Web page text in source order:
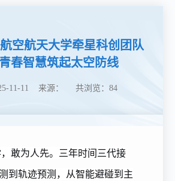
空航天大学牵星科创团队
智慧筑起太空防线
11-11 来源： 共浏览： 84
敢为人先。三年时间三代接
到轨迹预测，从智能避碰到主